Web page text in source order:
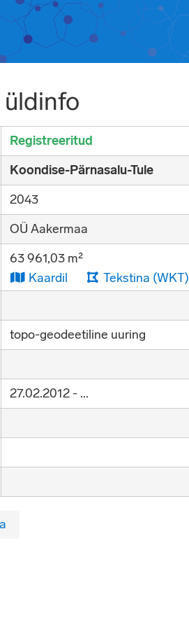
Registreeritud
Koondise-Pärnasalu-Tule
2043
OÜ Aakermaa
63 961,03 m²
Kaardil
Tekstina (WKT)
topo-geodeetiline uuring
27.02.2012 - ...